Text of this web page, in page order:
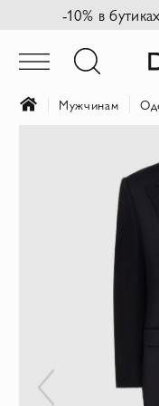
-10% в
Мужчинам
изображений